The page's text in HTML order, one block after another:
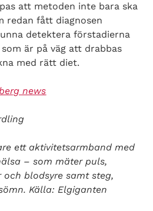
att metoden inte bara ska
redan fått diagnosen
detektera förstadierna
är på väg att drabbas
med rätt diet.
news
ett aktivitetsarmband med
– som mäter puls,
blodsyre samt steg,
Källa: Elgiganten